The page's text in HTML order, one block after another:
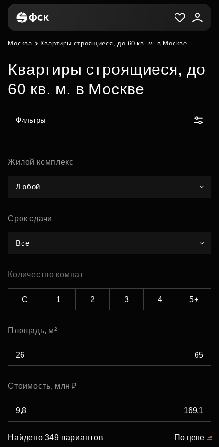
Москва Квартиры строящиеся, до 60 кв. м. в Москве
Квартиры строящиеся, до
60 кв. м. в Москве
Фильтры
Жилой комплекс
Любой
Срок сдачи
Все
Количество комнат
С 1 2 3 4 5+
Площадь, м²
Стоимость, млн ₽
Найдено 349 вариантов По цене